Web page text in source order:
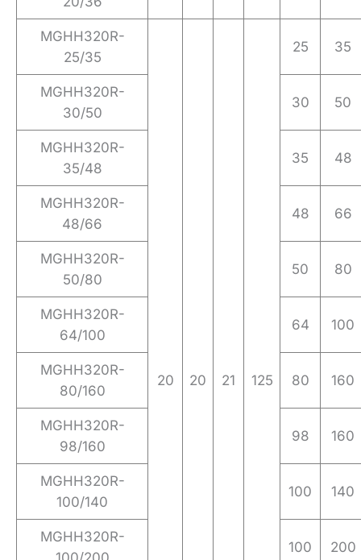
MGHH320R-
25/35
20 20 21 125
25 35
MGHH320R-
30/50
30 50
MGHH320R-
35/48
35 48
MGHH320R-
48/66
48 66
MGHH320R-
50/80
50 80
MGHH320R-
64/100
64 100
MGHH320R-
80/160
80 160
MGHH320R-
98/160
98 160
MGHH320R-
100/140
100 140
MGHH320R-
100 200